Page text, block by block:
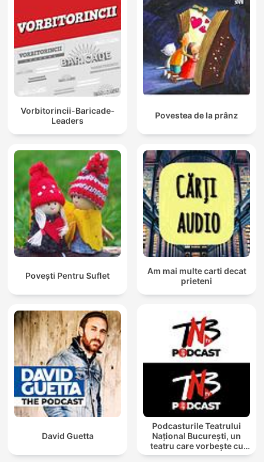
Vorbitorincii-Baricade-
Leaders
Povestea de la prânz
Povești Pentru Suflet
Am mai multe carti decat
prieteni
David Guetta
Podcasturile Teatrului
Național București, un
teatru care vorbește cu
tine